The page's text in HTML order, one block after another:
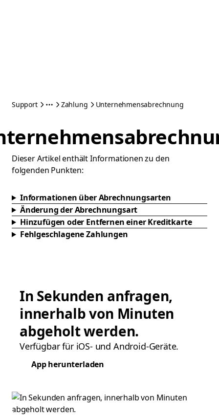
Support Zahlung Unternehmensabrechnung
Dieser Artikel enthält Informationen zu den
folgenden Punkten:
Informationen über Abrechnungsarten
Änderung der Abrechnungsart
Hinzufügen oder Entfernen einer Kreditkarte
Fehlgeschlagene Zahlungen
In Sekunden anfragen,
innerhalb von Minuten
abgeholt werden.
Verfügbar für iOS- und Android-Geräte.
App herunterladen